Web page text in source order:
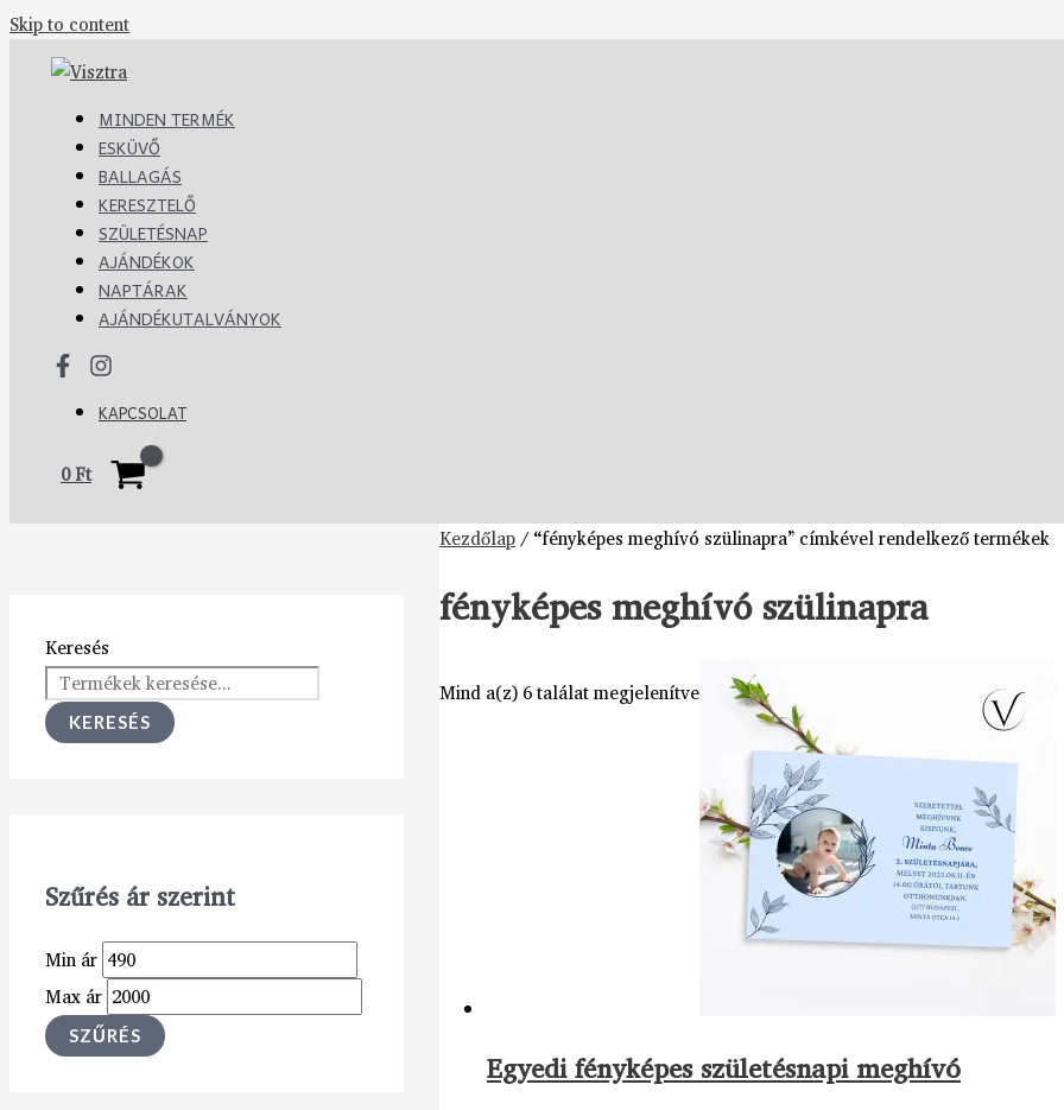
Skip to content
MINDEN TERMÉK
ESKÜVŐ
BALLAGÁS
KERESZTELŐ
SZÜLETÉSNAP
AJÁNDÉKOK
NAPTÁRAK
AJÁNDÉKUTALVÁNYOK
KAPCSOLAT
0Ft
Keresés
KERESÉS
Szűrés ár szerint
Min ár
Max ár
SZŰRÉS
Kezdőlap/ “fényképes meghívó szülinapra” címkével rendelkező termékek
fényképes meghívó szülinapra
Mind a(z) 6 találat megjelenítve
Egyedi fényképes születésnapi meghívó